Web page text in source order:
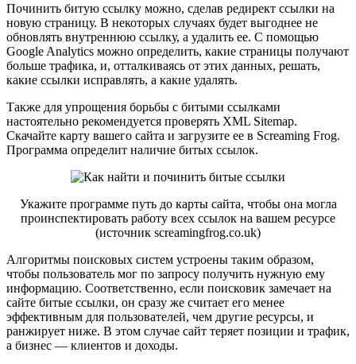
Починить битую ссылку можно, сделав редирект ссылки на
новую страницу. В некоторых случаях будет выгоднее не
обновлять внутреннюю ссылку, а удалить ее. С помощью
Google Analytics можно определить, какие страницы получают
больше трафика, и, отталкиваясь от этих данных, решать,
какие ссылки исправлять, а какие удалять.
Также для упрощения борьбы с битыми ссылками
настоятельно рекомендуется проверять XML Sitemap.
Скачайте карту вашего сайта и загрузите ее в Screaming Frog.
Программа определит наличие битых ссылок.
Укажите программе путь до карты сайта, чтобы она могла
проинспектировать работу всех ссылок на вашем ресурсе
(источник screamingfrog.co.uk)
Алгоритмы поисковых систем устроены таким образом,
чтобы пользователь мог по запросу получить нужную ему
информацию. Соответственно, если поисковик замечает на
сайте битые ссылки, он сразу же считает его менее
эффективным для пользователей, чем другие ресурсы, и
ранжирует ниже. В этом случае сайт теряет позиции и трафик,
а бизнес — клиентов и доходы.